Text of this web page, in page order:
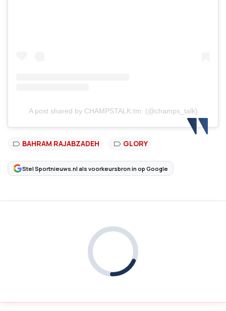
A post shared by CHAMPSTALK:tm: (@champs_talk)
BAHRAM RAJABZADEH GLORY
Stel Sportnieuws.nl als voorkeursbron in op Google